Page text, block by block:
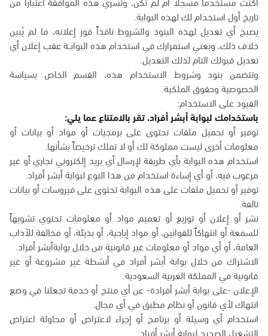
تاريخ أول استخدام لك لهذه البوابة.
يصبح أي تعديل لهذه البنود والشروط نافذاً فور إعلانه، ما لم يُبين
خلاف ذلك، ويعني استمرارك في استخدام هذه البوابــة عقب إعلان أي
تعديل قبولك التام لذلك التعديل.
وتتضمن بنود وشروط الاستخدام هذه، القسم الخاص بسياسة
الخصوصية وحقوق الملكية.
القيود على الاستخدام:
باستخدامك لبوابة أبشر أفراد، تقر بالامتناع عما يلي:
توفير أو تحميل ملفات تحتوى على برمجيات أو مواد أو بيانات أو
معلومات أخرى ليست مملوكة لك أو لا تملك ترخيصاً بشأنها.
استخدام هذه البوابة بأي طريقة لإرسال أي بريد إلكتروني تجاري أو غير
مرغوب فيه، أو أي إساءة استخدام من هذا النوع لبوابة أبشر أفراد.
توفير أو تحميل ملفات على هذه البوابة تحتوى على فيروسات أو بيانات
تالفة.
نشر أو إعلان أو توزيع أو تعميم مواد أو معلومات تحتوي تشويهاً
للسمعة أو انتهاكاً للقوانين، أو مواد إباحية، أو بذيئة، أو مخالفة للآداب
العامة، أو أي مواد أو معلومات غير قانونية من خلال بوابةأبشر أفراد.
الاشتراك من خلال بوابة أبشر أفراد في أنشطة غير مشروعة أو غير
قانونية في المملكة العربية السعودية.
الإعلان -على بوابة أبشر أفرادة- عن أي منتج أو خدمة تجعلنا في وضع
انتهاك لأي قانون أو نظام مطبق في أي مجال.
استخدام أي وسيلة أو برنامج أو إجراء لاعتراض أو محاولة اعتراض
التشغيل الصحيح لبوابة أبشر أفراد.